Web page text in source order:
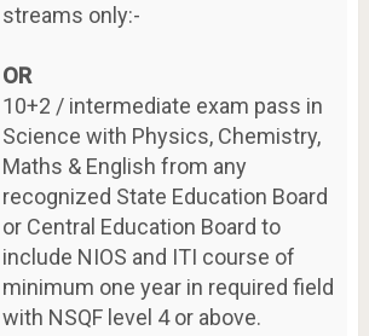
streams only:-
OR
10+2 / intermediate exam pass in
Science with Physics, Chemistry,
Maths & English from any
recognized State Education Board
or Central Education Board to
include NIOS and ITI course of
minimum one year in required field
with NSQF level 4 or above.